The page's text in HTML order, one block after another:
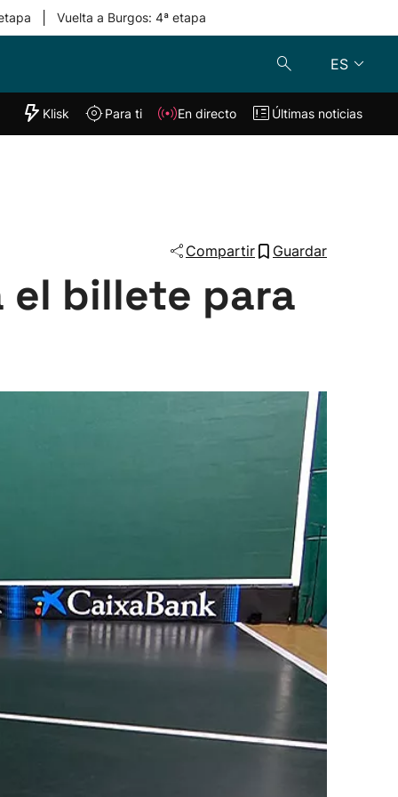
Vuelta a Burgos: 4ª etapa
ES
"Helmuga"
Klisk En directo
Klisk Para ti En directo Últimas noticias
Compartir Guardar
el billete para